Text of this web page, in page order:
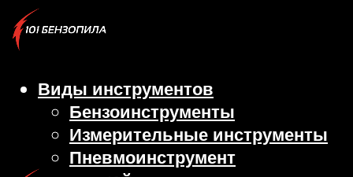
Виды инструментов
Бензоинструменты
Измерительные инструменты
Пневмоинструмент